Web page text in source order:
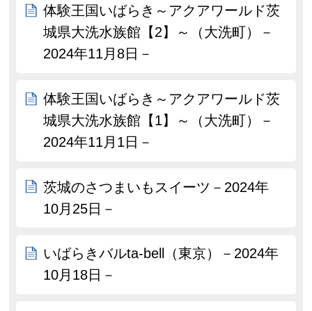
体験王国いばらき～アクアワールド茨
城県大洗水族館【2】～（大洗町）－
2024年11月8日－
体験王国いばらき～アクアワールド茨
城県大洗水族館【1】～（大洗町）－
2024年11月1日－
茨城のさつまいもスイーツ－2024年
10月25日－
いばらきバルta-bell（東京）－2024年
10月18日－